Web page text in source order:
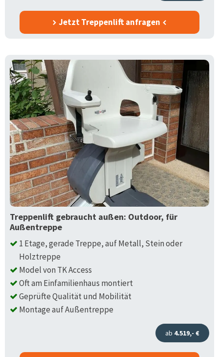
Jetzt Treppenlift anfragen
Treppenlift gebraucht außen: Outdoor, für
Außentreppe
1 Etage, gerade Treppe, auf Metall, Stein oder
Holztreppe
Model von TK Access
Oft am Einfamilienhaus montiert
Geprüfte Qualität und Mobilität
Montage auf Außentreppe
ab 4.519,- €